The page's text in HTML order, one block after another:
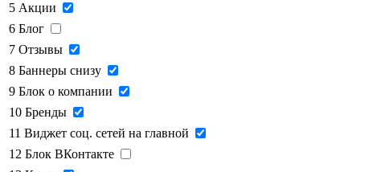
5 Акции
6 Блог
7 Отзывы
8 Баннеры снизу
9 Блок о компании
10 Бренды
11 Виджет соц. сетей на главной
12 Блок ВКонтакте